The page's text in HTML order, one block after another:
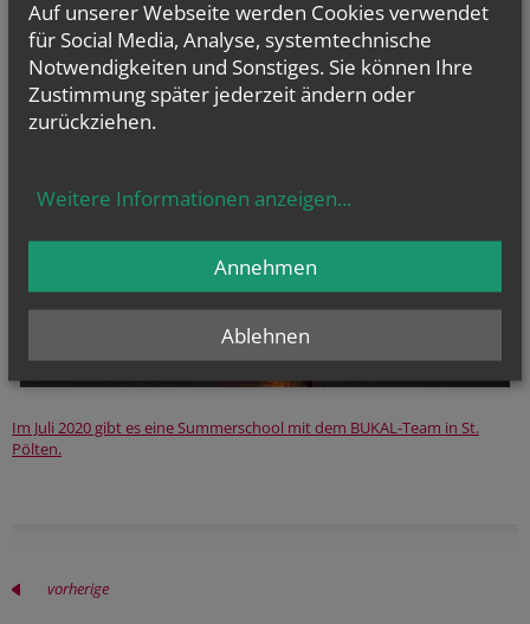
wir am Abend die Sonne blutrot im Meer versinken sehen, wird einmal
mehr bewusst: wir haben alle eine Verantwortung für diese, so
wunderbare Schöpfung!!
Weiter geht's mit Tag 16
Im Juli 2020 gibt es eine Summerschool mit dem BUKAL-Team in St.
Pölten.
vorherige
Auf unserer Webseite werden Cookies verwendet
für Social Media, Analyse, systemtechnische
Notwendigkeiten und Sonstiges. Sie können Ihre
Zustimmung später jederzeit ändern oder
zurückziehen.
Weitere Informationen anzeigen...
Ablehnen
Annehmen